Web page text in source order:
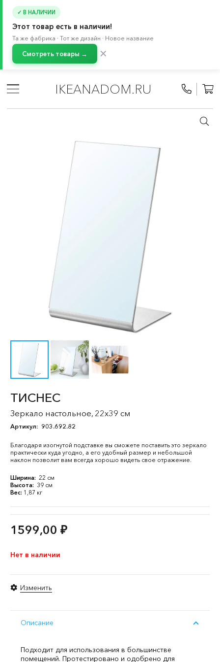
✓ В НАЛИЧИИ
Этот товар есть в наличии!
Та же фабрика · Тот же дизайн · Новое название
Смотреть товары → ✕
IKEANADOM.RU
Декоративные зеркала
ТИСНЕС
Зеркало настольное, 22x39 см
Артикул: 903.692.82
Благодаря изогнутой подставке вы сможете поставить это зеркало
практически куда угодно, а его удобный размер и небольшой
наклон позволит вам всегда хорошо видеть свое отражение.
Ширина: 22 см
Высота: 39 см
Вес: 1,87 кг
1599,00 ₽
Нет в наличии
Изменить
Описание
Подходит для использования в большинстве
помещений. Протестировано и одобрено для